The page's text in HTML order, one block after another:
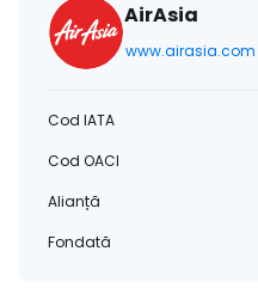
AirAsia
www.airasia.com
Cod IATA
Cod OACI
Alianță
Fondată